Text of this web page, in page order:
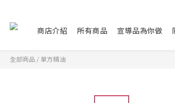
商店介紹 所有商品 宣導品為你做
全部商品 / 單方精油